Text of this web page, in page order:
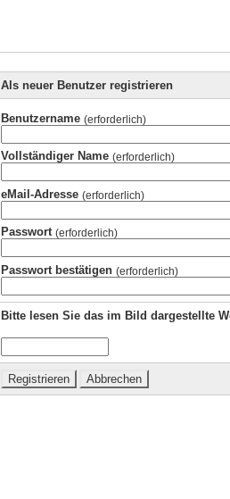
Als neuer Benutzer registrieren
Benutzername (erforderlich)
Vollständiger Name (erforderlich)
eMail-Adresse (erforderlich)
Passwort (erforderlich)
Passwort bestätigen (erforderlich)
Bitte lesen Sie das im Bild dargestellte